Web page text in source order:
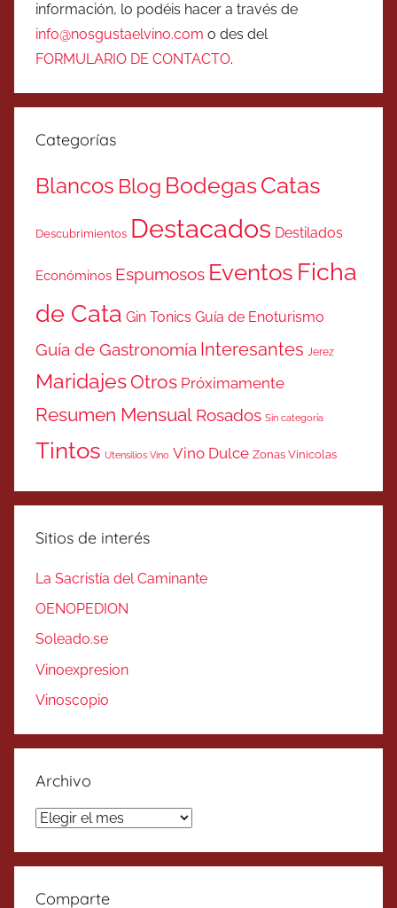
información, lo podéis hacer a través de
info@nosgustaelvino.com o des del
FORMULARIO DE CONTACTO.
Categorías
Blancos Blog BodegasCatas
Descubrimientos Destacados Destilados
Económinos Espumosos Eventos Ficha
de Cata Gin Tonics Guía de Enoturismo
Guía de Gastronomía Interesantes Jerez
MaridajesOtros Próximamente
Resumen Mensual Rosados Sin categoría
Tintos Utensilios Vino Vino Dulce Zonas Vinicolas
Sitios de interés
La Sacristía del Caminante
OENOPEDION
Soleado.se
Vinoexpresion
Vinoscopio
Archivo
Archivo
Comparte